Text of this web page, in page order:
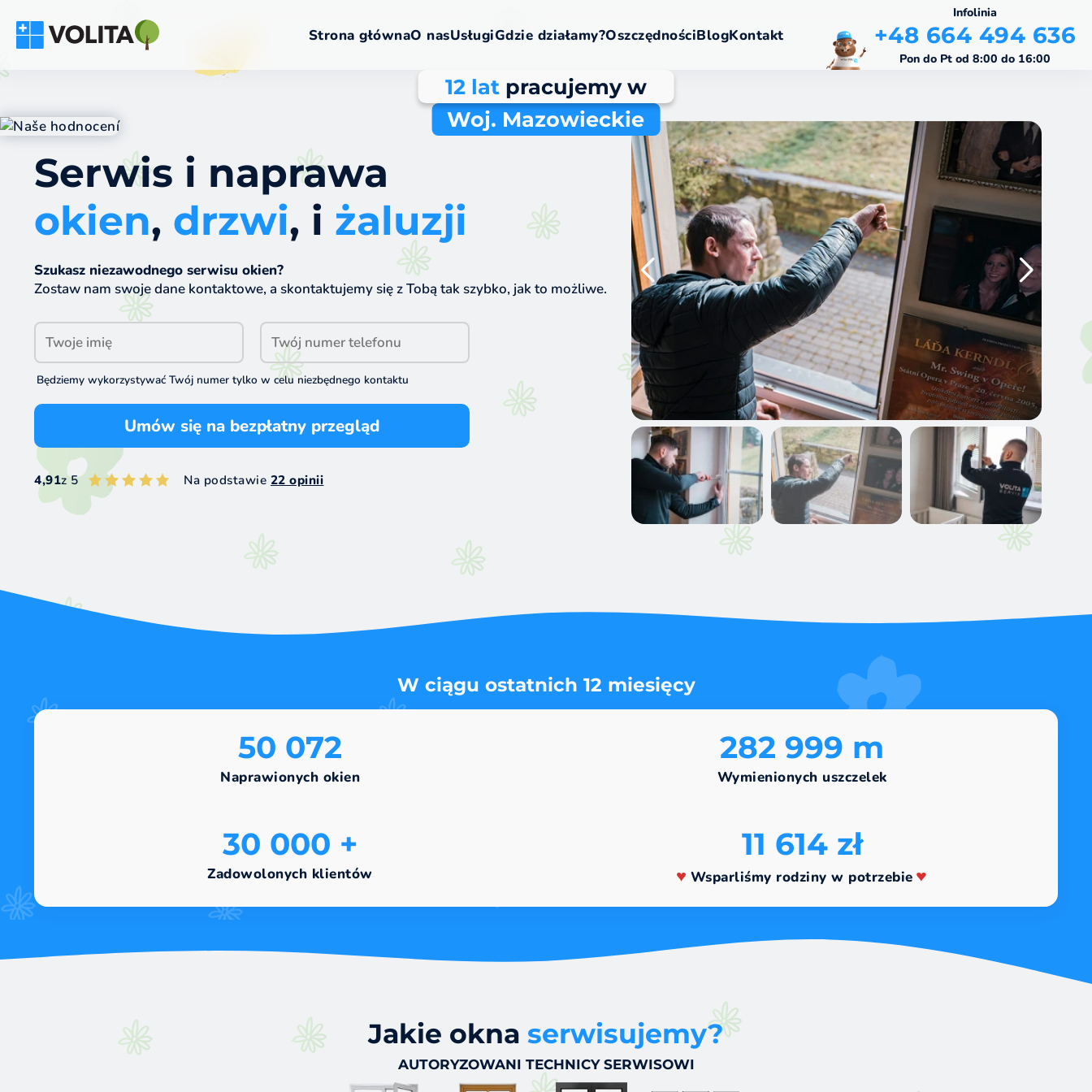
Strona głównaO nasUsługiGdzie działamy?OszczędnościBlogKontakt
Infolinia
+48 664 494 636
Pon do Pt od 8:00 do 16:00
12 latpracujemy w
Woj. Mazowieckie
Serwis i naprawa
okien, drzwi, i żaluzji
Szukasz niezawodnego serwisu okien?
Zostaw nam swoje dane kontaktowe, a skontaktujemy się z Tobą tak szybko, jak to możliwe.
Będziemy wykorzystywać Twój numer tylko w celu niezbędnego kontaktu
Umów się na bezpłatny przegląd
4,91z 5 Na podstawie 22 opinii
W ciągu ostatnich 12 miesięcy
50 073
Naprawionych okien
283 000 m
Wymienionych uszczelek
30 000 +
Zadowolonych klientów
11 614 zł
Wsparliśmy rodziny w potrzebie
Jakie okna serwisujemy?
AUTORYZOWANI TECHNICY SERWISOWI